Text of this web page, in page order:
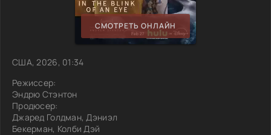
СМОТРЕТЬ ОНЛАЙН
США, 2026, 01:34
Режиссер:
Эндрю Стэнтон
Продюсер:
Джаред Голдман, Дэниэл
Бекерман, Колби Дэй